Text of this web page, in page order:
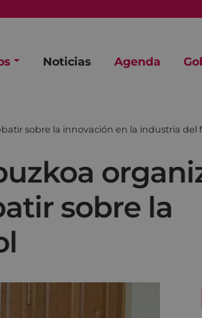
Noticias Agenda
sobre la innovación en la industria del
sobre la